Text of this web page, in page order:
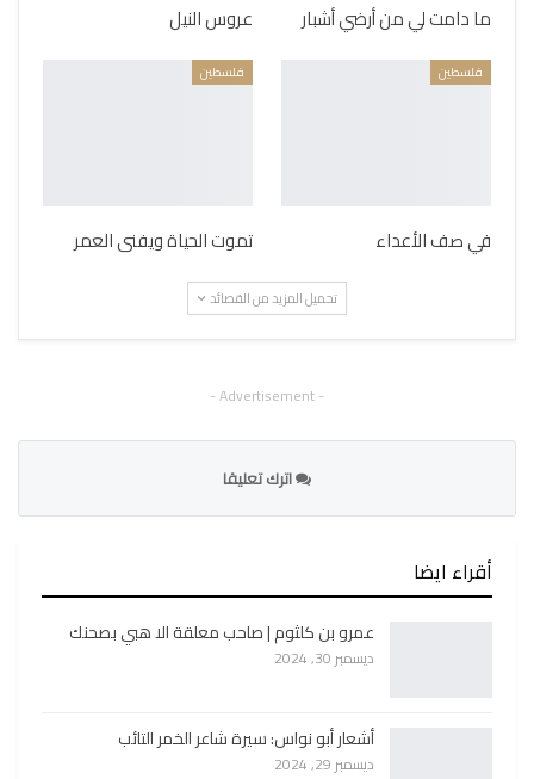
ما دامت لي من أرضي أشبار عروس النيل
فلسطين
في صف الأعداء
فلسطين
تموت الحياة ويفنى العمر
تحميل المزيد من القصائد
- Advertisement -
اترك تعليقا
أقراء ايضا
عمرو بن كلثوم | صاحب معلقة الا هبي بصحنك
ديسمبر 30, 2024
أشعار أبو نواس: سيرة شاعر الخمر التائب
ديسمبر 29, 2024